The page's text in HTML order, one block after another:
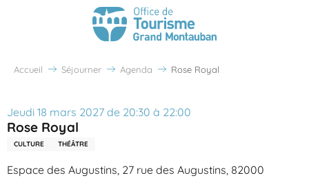
Accueil Séjourner Agenda Rose Royal
Jeudi 18 mars 2027 de 20:30 à 22:00
Rose Royal
CULTURE THÉÂTRE
Espace des Augustins, 27 rue des Augustins, 82000